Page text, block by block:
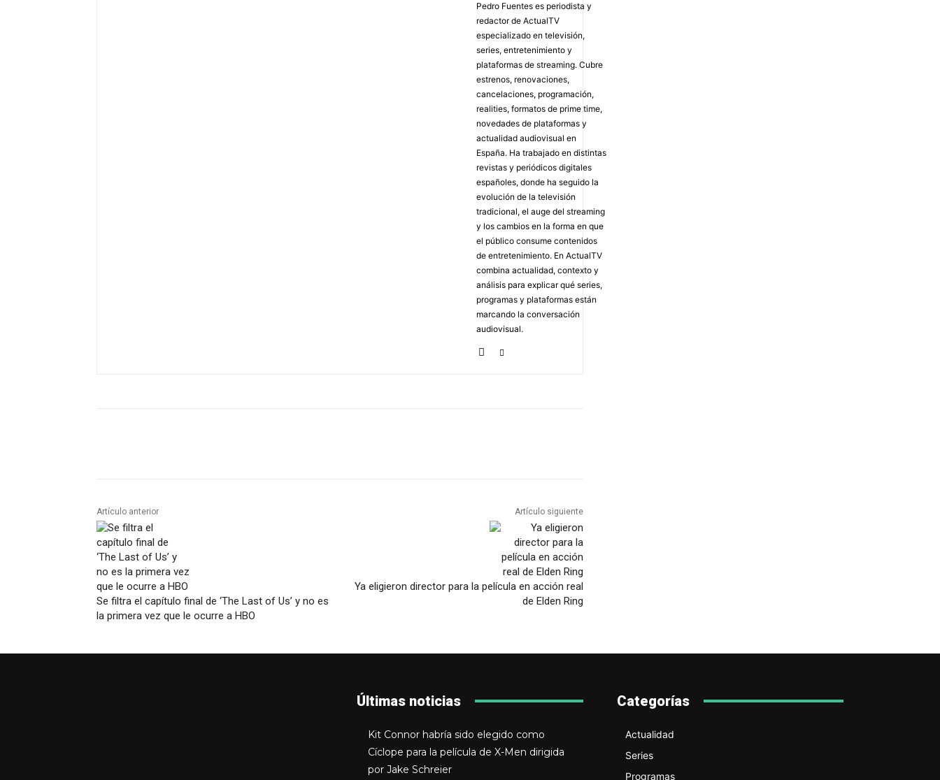
Pedro Fuentes es periodista y
redactor de ActualTV
especializado en televisión,
series, entretenimiento y
plataformas de streaming. Cubre
estrenos, renovaciones,
cancelaciones, programación,
realities, formatos de prime time,
novedades de plataformas y
actualidad audiovisual en
España. Ha trabajado en distintas
revistas y periódicos digitales
españoles, donde ha seguido la
evolución de la televisión
tradicional, el auge del streaming
y los cambios en la forma en que
el público consume contenidos
de entretenimiento. En ActualTV
combina actualidad, contexto y
análisis para explicar qué series,
programas y plataformas están
marcando la conversación
audiovisual.
Artículo anterior
Se filtra el capítulo final de ‘The Last of Us’ y no es
la primera vez que le ocurre a HBO
Artículo siguiente
Ya eligieron director para la película en acción real
de Elden Ring
Últimas noticias
Kit Connor habría sido elegido como
Cíclope para la película de X-Men dirigida
por Jake Schreier
Categorías
Actualidad
Series
Programas